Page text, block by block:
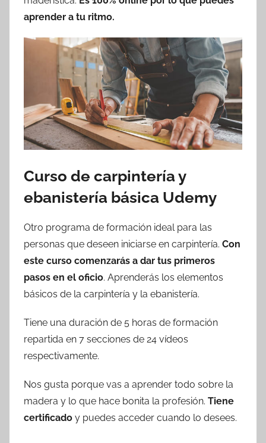
aprender a tu ritmo.
Curso de carpintería y
ebanistería básica Udemy
Otro programa de formación ideal para las
personas que deseen iniciarse en carpintería. Con
este curso comenzarás a dar tus primeros
pasos en el oficio. Aprenderás los elementos
básicos de la carpintería y la ebanistería.
Tiene una duración de 5 horas de formación
repartida en 7 secciones de 24 vídeos
respectivamente.
Nos gusta porque vas a aprender todo sobre la
madera y lo que hace bonita la profesión. Tiene
certificado y puedes acceder cuando lo desees.